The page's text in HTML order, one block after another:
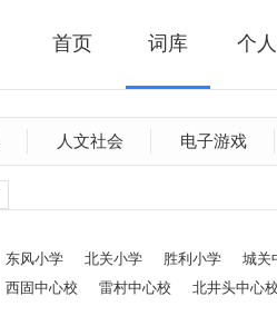
首页 词库 个
人文社会 电子游戏
东风小学 北关小学 胜利小学
城关
西固中心校
雷村中心校 北井头中心